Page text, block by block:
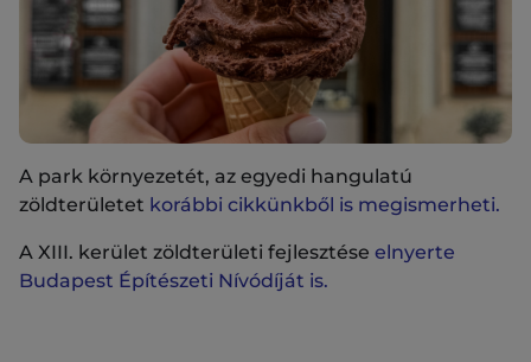
A park környezetét, az egyedi hangulatú
zöldterületet korábbi cikkünkből is megismerheti.
A XIII. kerület zöldterületi fejlesztése elnyerte
Budapest Építészeti Nívódíját is.